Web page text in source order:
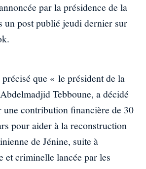
par la présidence de la
un post publié jeudi dernier sur
précisé que « le président de la
Tebboune, a décidé
une contribution financière de 30
pour aider à la reconstruction
de Jénine, suite à
et criminelle lancée par les